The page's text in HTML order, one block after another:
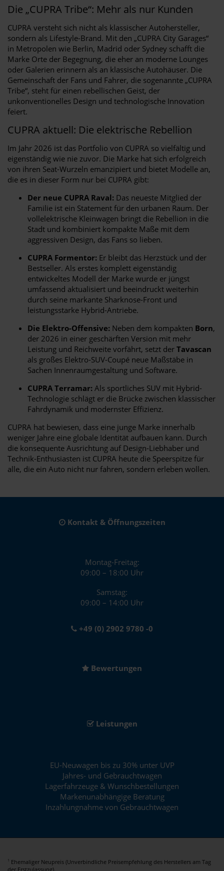
Die „CUPRA Tribe“: Mehr als nur Kunden
CUPRA versteht sich nicht als klassischer Autohersteller,
sondern als Lifestyle-Brand. Mit den „CUPRA City Garages“
in Metropolen wie Berlin, Madrid oder Sydney schafft die
Marke Orte der Begegnung, die eher an moderne Lounges
oder Galerien erinnern als an klassische Autohäuser. Die
Gemeinschaft der Fans und Fahrer, die sogenannte „CUPRA
Tribe“, steht für einen rebellischen Geist, der
unkonventionelles Design und technologische Innovation
feiert.
CUPRA aktuell: Die elektrische Rebellion
Im Jahr 2026 ist das Portfolio von CUPRA so vielfältig und
eigenständig wie nie zuvor. Die Marke hat sich erfolgreich
von ihren Seat-Wurzeln emanzipiert und bietet Modelle an,
die es in dieser Form nur bei CUPRA gibt:
Der neue CUPRA Raval: Das neueste Mitglied der
Familie ist ein Statement für den urbanen Raum. Der
vollelektrische Kleinwagen bringt die Rebellion in die
Stadt und kombiniert kompakte Maße mit dem
aggressiven Design, das Fans so lieben.
CUPRA Formentor: Er bleibt das Herzstück und der
Bestseller. Als erstes komplett eigenständig
entwickeltes Modell der Marke wurde er jüngst
umfassend aktualisiert und beeindruckt weiterhin
durch seine markante Sharknose-Front und
leistungsstarke Hybrid-Antriebe.
Die Elektro-Offensive: Neben dem kompakten Born,
der 2026 in einer geschärften Version mit mehr
Leistung und Reichweite vorfährt, setzt der Tavascan
als großes Elektro-SUV-Coupé neue Maßstäbe in
Sachen Innenraumgestaltung und Software.
CUPRA Terramar: Als sportliches SUV mit Hybrid-
Technologie schlägt er die Brücke zwischen klassischer
Fahrdynamik und modernster Effizienz.
CUPRA hat bewiesen, dass eine junge Marke innerhalb
weniger Jahre eine globale Identität aufbauen kann. Durch
die konsequente Ausrichtung auf Design-Liebhaber und
Technik-Enthusiasten ist CUPRA heute die Speerspitze für
alle, die ein Auto nicht nur fahren, sondern erleben wollen.
Kontakt & Öffnungszeiten
Montag-Freitag:
09:00 – 18:00 Uhr
Samstag:
09:00 – 14:00 Uhr
+49 (0) 2902 9780 -0
Bewertungen
Leistungen
EU-Neuwagen bis zu 30% unter UVP
Jahres- und Gebrauchtwagen
Lagerfahrzeuge & Wunschbestellungen
Markenunabhängige Beratung
Inzahlungnahme von Gebrauchtwagen
1
Ehemaliger Neupreis (Unverbindliche Preisempfehlung des Herstellers am Tag
der Erstzulassung).